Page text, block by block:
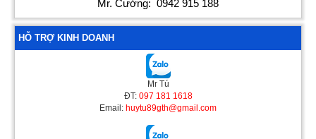
Mr. Cường: 0942 915 188
HỖ TRỢ KINH DOANH
Mr Tú
ĐT: 097 181 1618
Email: huytu89gth@gmail.com